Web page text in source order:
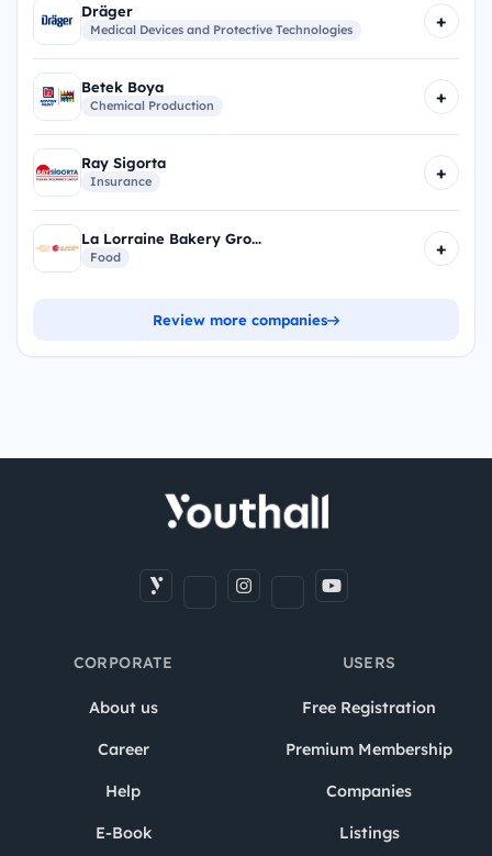
Dräger
Medical Devices and Protective Technologies +
Betek Boya
Chemical Production +
Ray Sigorta
Insurance +
La Lorraine Bakery Gro...
Food +
Review more companies
CORPORATE
About us
Career
Help
E-Book
USERS
Free Registration
Premium Membership
Companies
Listings